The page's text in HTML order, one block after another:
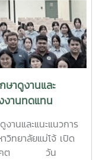
ร้างแรงบันดาลใจ
รถนะที่ตอบโจทย์โลก
เทศสู่สังคมพลังงาน
รับการประเมิน
านา- ผู้ช่วย
ารย์ขจรเกียรติ
ได้รับจากการปฏิบัติ
วทางการแก้ไขปัญหา
านประกอบการ ซึ่ง
รคิดวิเคราะห์ การ
การนำเสนอเป็นไป
ลี่ยนเรียนรู้ โดยคณะ
เพื่อนำไปพัฒนา
การทำงานในภาค
าดูงานและ
งานทดแทน
นรู้ด้านพลังงาน
านและแนะแนวการ
ทยาลัยแม่โจ้ เปิด
อนาคต วัน